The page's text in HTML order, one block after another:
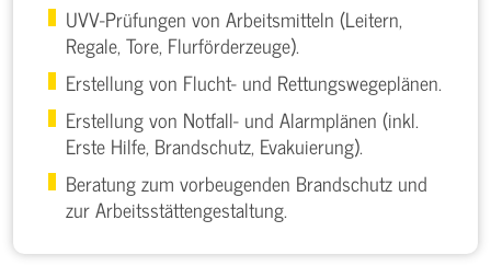
UVV-Prüfungen von Arbeitsmitteln (Leitern,
Regale, Tore, Flurförderzeuge).
Erstellung von Flucht- und Rettungswegeplänen.
Erstellung von Notfall- und Alarmplänen (inkl.
Erste Hilfe, Brandschutz, Evakuierung).
Beratung zum vorbeugenden Brandschutz und
zur Arbeitsstättengestaltung.